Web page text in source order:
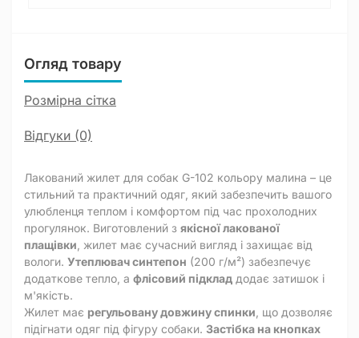
Огляд товару
Розмірна сітка
Відгуки (0)
Лакований жилет для собак G-102 кольору малина – це
стильний та практичний одяг, який забезпечить вашого
улюбленця теплом і комфортом під час прохолодних
прогулянок. Виготовлений з якісної лакованої
плащівки , жилет має сучасний вигляд і захищає від
вологи. Утеплювач синтепон (200 г/м²) забезпечує
додаткове тепло, а флісовий підклад додає затишок і
м'якість.
Жилет має регульовану довжину спинки , що дозволяє
підігнати одяг під фігуру собаки. Застібка на кнопках